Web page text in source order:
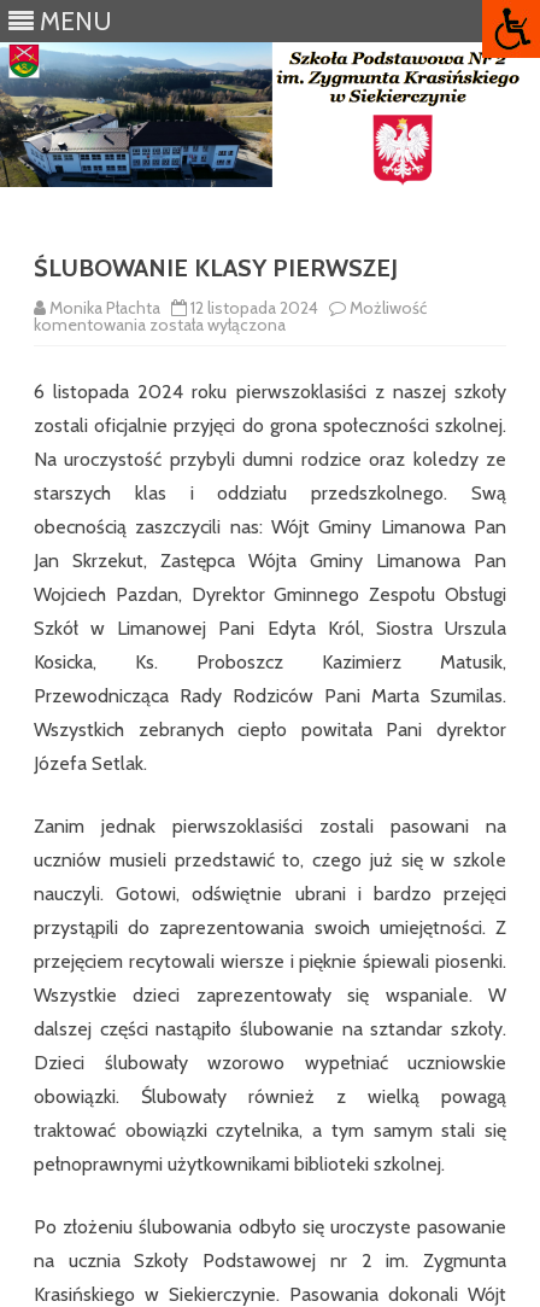
MENU
ŚLUBOWANIE KLASY PIERWSZEJ
Monika Płachta 12 listopada 2024 Możliwość
komentowania ŚLUBOWANIE
została wyłączona
6 listopada 2024 roku pierwszoklasiści z naszej szkoły
zostali oficjalnie przyjęci do grona społeczności szkolnej.
Na uroczystość przybyli dumni rodzice oraz koledzy ze
starszych klas i oddziału przedszkolnego. Swą
obecnością zaszczycili nas: Wójt Gminy Limanowa Pan
Jan Skrzekut, Zastępca Wójta Gminy Limanowa Pan
Wojciech Pazdan, Dyrektor Gminnego Zespołu Obsługi
Szkół w Limanowej Pani Edyta Król, Siostra Urszula
Kosicka, Ks. Proboszcz Kazimierz Matusik,
Przewodnicząca Rady Rodziców Pani Marta Szumilas.
Wszystkich zebranych ciepło powitała Pani dyrektor
Józefa Setlak.
Zanim jednak pierwszoklasiści zostali pasowani na
uczniów musieli przedstawić to, czego już się w szkole
nauczyli. Gotowi, odświętnie ubrani i bardzo przejęci
przystąpili do zaprezentowania swoich umiejętności. Z
przejęciem recytowali wiersze i pięknie śpiewali piosenki.
Wszystkie dzieci zaprezentowały się wspaniale. W
dalszej części nastąpiło ślubowanie na sztandar szkoły.
Dzieci ślubowały wzorowo wypełniać uczniowskie
obowiązki. Ślubowały również z wielką powagą
traktować obowiązki czytelnika, a tym samym stali się
pełnoprawnymi użytkownikami biblioteki szkolnej.
Po złożeniu ślubowania odbyło się uroczyste pasowanie
na ucznia Szkoły Podstawowej nr 2 im. Zygmunta
Krasińskiego w Siekierczynie. Pasowania dokonali Wójt